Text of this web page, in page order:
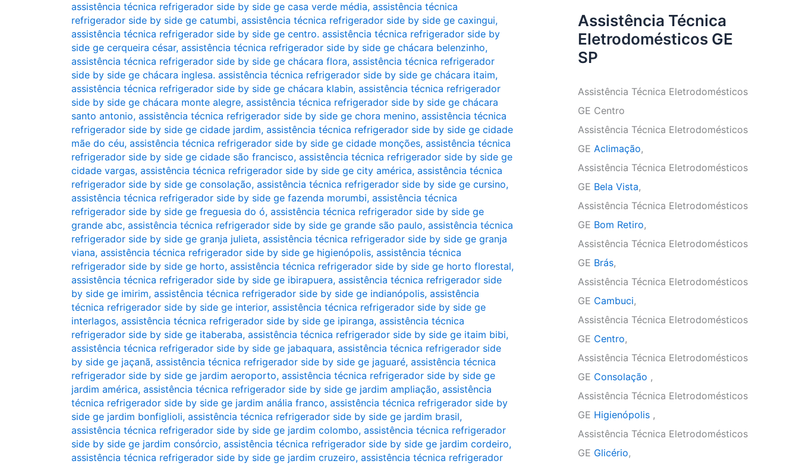
assistência técnica refrigerador side by side ge casa verde média, assistência técnica
refrigerador side by side ge catumbi, assistência técnica refrigerador side by side ge caxingui,
assistência técnica refrigerador side by side ge centro. assistência técnica refrigerador side by
side ge cerqueira césar, assistência técnica refrigerador side by side ge chácara belenzinho,
assistência técnica refrigerador side by side ge chácara flora, assistência técnica refrigerador
side by side ge chácara inglesa. assistência técnica refrigerador side by side ge chácara itaim,
assistência técnica refrigerador side by side ge chácara klabin, assistência técnica refrigerador
side by side ge chácara monte alegre, assistência técnica refrigerador side by side ge chácara
santo antonio, assistência técnica refrigerador side by side ge chora menino, assistência técnica
refrigerador side by side ge cidade jardim, assistência técnica refrigerador side by side ge cidade
mãe do céu, assistência técnica refrigerador side by side ge cidade monções, assistência técnica
refrigerador side by side ge cidade são francisco, assistência técnica refrigerador side by side ge
cidade vargas, assistência técnica refrigerador side by side ge city américa, assistência técnica
refrigerador side by side ge consolação, assistência técnica refrigerador side by side ge cursino,
assistência técnica refrigerador side by side ge fazenda morumbi, assistência técnica
refrigerador side by side ge freguesia do ó, assistência técnica refrigerador side by side ge
grande abc, assistência técnica refrigerador side by side ge grande são paulo, assistência técnica
refrigerador side by side ge granja julieta, assistência técnica refrigerador side by side ge granja
viana, assistência técnica refrigerador side by side ge higienópolis, assistência técnica
refrigerador side by side ge horto, assistência técnica refrigerador side by side ge horto florestal,
assistência técnica refrigerador side by side ge ibirapuera, assistência técnica refrigerador side
by side ge imirim, assistência técnica refrigerador side by side ge indianópolis, assistência
técnica refrigerador side by side ge interior, assistência técnica refrigerador side by side ge
interlagos, assistência técnica refrigerador side by side ge ipiranga, assistência técnica
refrigerador side by side ge itaberaba, assistência técnica refrigerador side by side ge itaim bibi,
assistência técnica refrigerador side by side ge jabaquara, assistência técnica refrigerador side
by side ge jaçanã, assistência técnica refrigerador side by side ge jaguaré, assistência técnica
refrigerador side by side ge jardim aeroporto, assistência técnica refrigerador side by side ge
jardim américa, assistência técnica refrigerador side by side ge jardim ampliação, assistência
técnica refrigerador side by side ge jardim anália franco, assistência técnica refrigerador side by
side ge jardim bonfiglioli, assistência técnica refrigerador side by side ge jardim brasil,
assistência técnica refrigerador side by side ge jardim colombo, assistência técnica refrigerador
side by side ge jardim consórcio, assistência técnica refrigerador side by side ge jardim cordeiro,
assistência técnica refrigerador side by side ge jardim cruzeiro, assistência técnica refrigerador
Assistência Técnica
Eletrodomésticos GE
SP
Assistência Técnica Eletrodomésticos
GE Centro
Assistência Técnica Eletrodomésticos
GE Aclimação,
Assistência Técnica Eletrodomésticos
GE Bela Vista,
Assistência Técnica Eletrodomésticos
GE Bom Retiro,
Assistência Técnica Eletrodomésticos
GE Brás,
Assistência Técnica Eletrodomésticos
GE Cambuci,
Assistência Técnica Eletrodomésticos
GE Centro,
Assistência Técnica Eletrodomésticos
GE Consolação ,
Assistência Técnica Eletrodomésticos
GE Higienópolis ,
Assistência Técnica Eletrodomésticos
GE Glicério,